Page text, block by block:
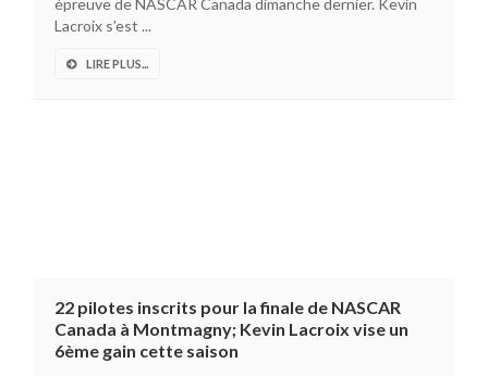
épreuve de NASCAR Canada dimanche dernier. Kevin
Lacroix s’est ...
LIRE PLUS...
22 pilotes inscrits pour la finale de NASCAR
Canada à Montmagny; Kevin Lacroix vise un
6ème gain cette saison